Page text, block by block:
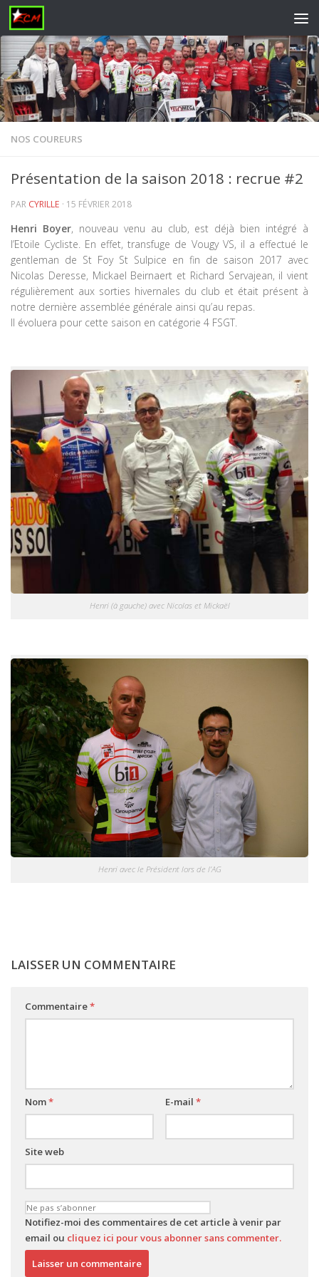
Skip to content
NOS COUREURS
Présentation de la saison 2018 : recrue #2
PAR CYRILLE · 15 FÉVRIER 2018
Henri Boyer, nouveau venu au club, est déjà bien intégré à
l’Etoile Cycliste. En effet, transfuge de Vougy VS, il a effectué le
gentleman de St Foy St Sulpice en fin de saison 2017 avec
Nicolas Deresse, Mickael Beirnaert et Richard Servajean, il vient
régulièrement aux sorties hivernales du club et était présent à
notre dernière assemblée générale ainsi qu’au repas.
Il évoluera pour cette saison en catégorie 4 FSGT.
Henri (à gauche) avec Nicolas et Mickaël
Henri avec le Président lors de l’AG
LAISSER UN COMMENTAIRE
Commentaire*
Nom* E-mail *
Site web
Notifiez-moi des commentaires de cet article à venir par
email ou cliquez ici pour vous abonner sans commenter.